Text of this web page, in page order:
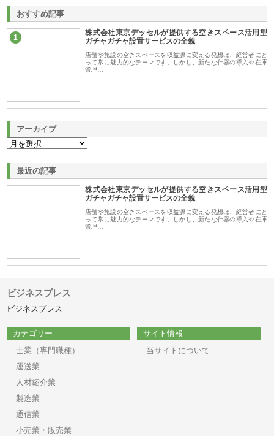
おすすめ記事
1
株式会社東京デッセルが提供する空きスペース活用型
ガチャガチャ設置サービスの全貌
店舗や施設の空きスペースを収益源に変える発想は、経営者にと
って常に魅力的なテーマです。しかし、新たな什器の導入や在庫
管理…
アーカイブ
最近の記事
株式会社東京デッセルが提供する空きスペース活用型
ガチャガチャ設置サービスの全貌
店舗や施設の空きスペースを収益源に変える発想は、経営者にと
って常に魅力的なテーマです。しかし、新たな什器の導入や在庫
管理…
ビジネスプレス
ビジネスプレス
カテゴリー
士業（専門職種）
運送業
人材紹介業
製造業
通信業
小売業・販売業
サイト情報
当サイトについて